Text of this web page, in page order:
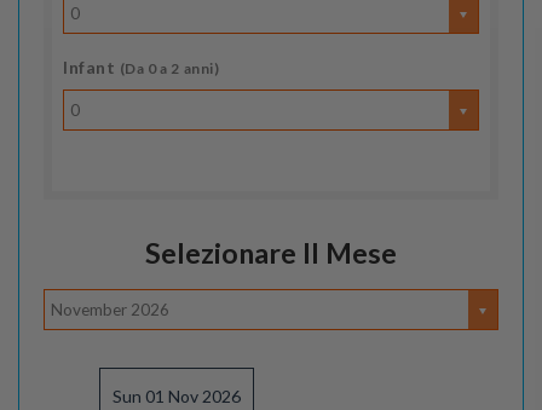
0
Infant (Da 0 a 2 anni)
0
Selezionare Il Mese
November 2026
Sun 01 Nov 2026